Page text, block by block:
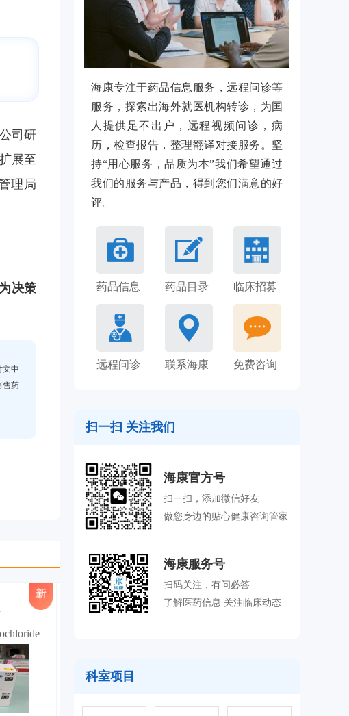
司研
展至
理局
决策
文中
售药
海康专注于药品信息服务，远程问诊等
服务，探索出海外就医机构转诊，为国
人提供足不出户，远程视频问诊，病
历，检查报告，整理翻译对接服务。坚
持“用心服务，品质为本”我们希望通过
我们的服务与产品，得到您们满意的好
评。
药品信息 药品目录 临床招募
远程问诊 联系海康 免费咨询
扫一扫 关注我们
海康官方号
扫一扫，添加微信好友
做您身边的贴心健康咨询管家
海康服务号
扫码关注，有问必答
了解医药信息 关注临床动态
科室项目